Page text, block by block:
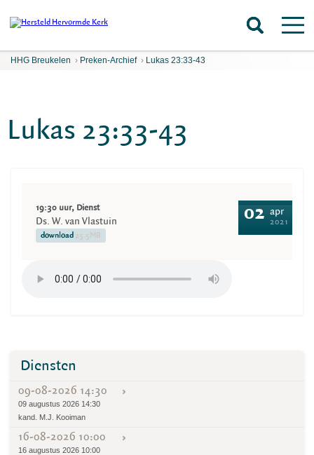
HHG Breukelen › Preken-Archief › Lukas 23:33-43
Lukas 23:33-43
19:30 uur, Dienst
Ds. W. van Vlastuin
download 25.5MB
02 apr
2021
Diensten
09-08-2026 14:30
09 augustus 2026 14:30
kand. M.J. Kooiman
16-08-2026 10:00
16 augustus 2026 10:00